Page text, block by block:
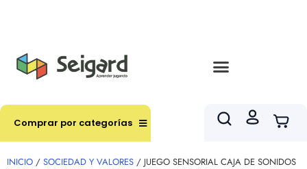
Comprar por categorías
INICIO / SOCIEDAD Y VALORES / JUEGO SENSORIAL CAJA DE SONIDOS